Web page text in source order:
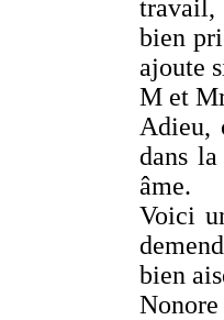
travail,
bien
ajoute
M et
Adieu,
dans
âme.
Voici
bien
Nonore